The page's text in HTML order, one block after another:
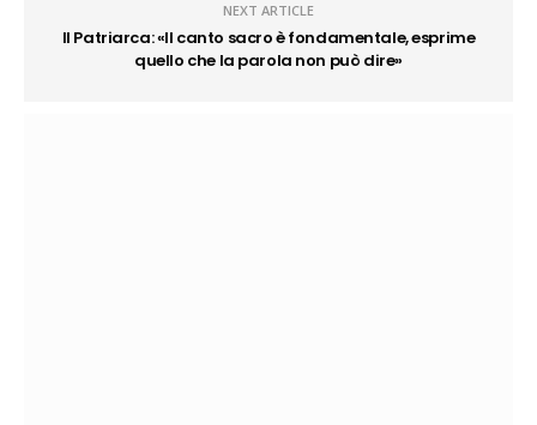
NEXT ARTICLE
Il Patriarca: «Il canto sacro è fondamentale, esprime
quello che la parola non può dire»